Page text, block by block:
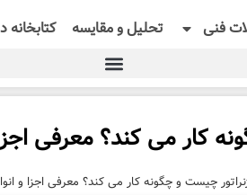
فنی تحلیل و مقایسه کتابخانه
کار می کند؟ معرفی
چیست و چگونه کار می کند؟ معرفی اجزا و